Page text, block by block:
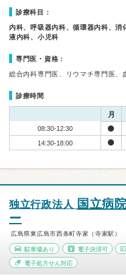
診療科目：
内科、呼吸器内科、循環器内科、
液内科、小児科
専門医・資格：
総合内科専門医、リウマチ専門医、
診療時間
月
08:30-12:30
14:30-18:00
独立行政法人 国立病
ー
広島県東広島市西条町寺家（寺家駅）
駐車場あり 電子決済可
電子処方せん対応